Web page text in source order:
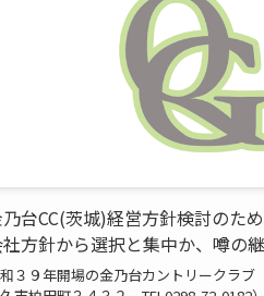
台CC(茨城)経営方針検討のた
方針から選択と集中か、噂の
３９年開場の金乃台カントリークラブ